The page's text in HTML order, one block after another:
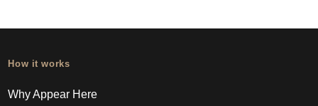
How it works
Why Appear Here